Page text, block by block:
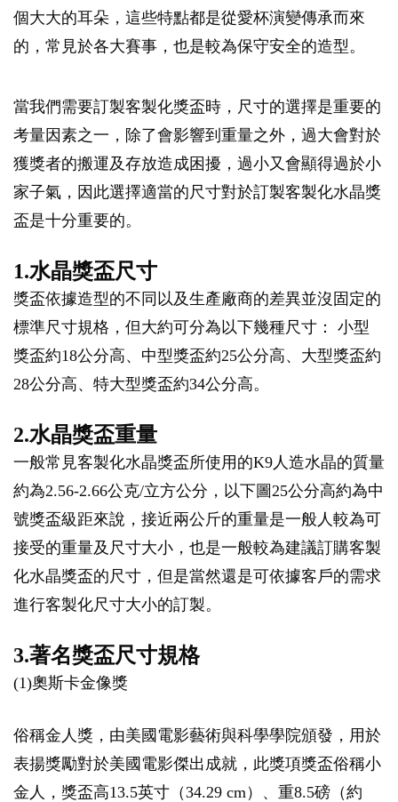
個大大的耳朵，這些特點都是從愛杯演變傳承而來
的，常見於各大賽事，也是較為保守安全的造型。
當我們需要訂製客製化獎盃時，尺寸的選擇是重要的
考量因素之一，除了會影響到重量之外，過大會對於
獲獎者的搬運及存放造成困擾，過小又會顯得過於小
家子氣，因此選擇適當的尺寸對於訂製客製化水晶獎
盃是十分重要的。
1.水晶獎盃尺寸
獎盃依據造型的不同以及生產廠商的差異並沒固定的
標準尺寸規格，但大約可分為以下幾種尺寸： 小型
獎盃約18公分高、中型獎盃約25公分高、大型獎盃約
28公分高、特大型獎盃約34公分高。
2.水晶獎盃重量
一般常見客製化水晶獎盃所使用的K9人造水晶的質量
約為2.56-2.66公克/立方公分，以下圖25公分高約為中
號獎盃級距來說，接近兩公斤的重量是一般人較為可
接受的重量及尺寸大小，也是一般較為建議訂購客製
化水晶獎盃的尺寸，但是當然還是可依據客戶的需求
進行客製化尺寸大小的訂製。
3.著名獎盃尺寸規格
(1)奧斯卡金像獎
俗稱金人獎，由美國電影藝術與科學學院頒發，用於
表揚獎勵對於美國電影傑出成就，此獎項獎盃俗稱小
金人，獎盃高13.5英寸（34.29 cm）、重8.5磅（約